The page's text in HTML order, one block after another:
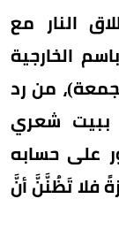
النار مع
الخارجية
من رد
ببيت شعري
على حسابه
فلا تَظُنَّنَّ أنَّ